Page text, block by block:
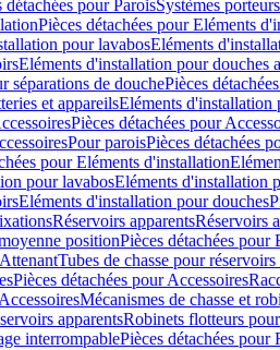
détachées pour ParoisSystèmes porteurs
Pièces détachées pour Eléments
pour lavabosEléments
Eléments d'installation pour douches
séparations de douchePièces
et appareilsEléments d'installation
Pièces détachées pour
Pour paroisPièces détachées
pour Eléments d'installation
pour lavabosEléments d'installation
Eléments d'installation pour douches
Réservoirs apparentsRéservoirs
positionPièces détachées pour
Tubes de chasse pour réservoirs
Pièces détachées pour Accessoires
AccessoiresMécanismes de chasse et
apparentsRobinets flotteurs
interrompablePièces détachées